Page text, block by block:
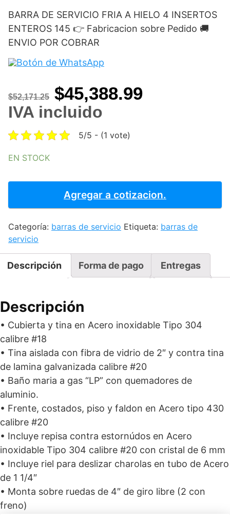
BARRA DE SERVICIO FRIA A HIELO 4 INSERTOS
ENTEROS 145 👉 Fabricacion sobre Pedido 🚚
ENVIO POR COBRAR
$52,171.25 Original
price
was:
$45,388.99Current
IVA incluido
5/5 - (1 vote)
EN STOCK
A
HIELO
4
INSERTOS
cantidad
Agregar a cotizacion.
Categoría: barras de servicio Etiqueta: barras de
servicio
Descripción Forma de pago Entregas
Descripción
• Cubierta y tina en Acero inoxidable Tipo 304
calibre #18
• Tina aislada con fibra de vidrio de 2″ y contra tina
de lamina galvanizada calibre #20
• Baño maria a gas “LP” con quemadores de
aluminio.
• Frente, costados, piso y faldon en Acero tipo 430
calibre #20
• Incluye repisa contra estornúdos en Acero
inoxidable Tipo 304 calibre #20 con cristal de 6 mm
• Incluye riel para deslizar charolas en tubo de Acero
de 1 1/4″
• Monta sobre ruedas de 4″ de giro libre (2 con
freno)